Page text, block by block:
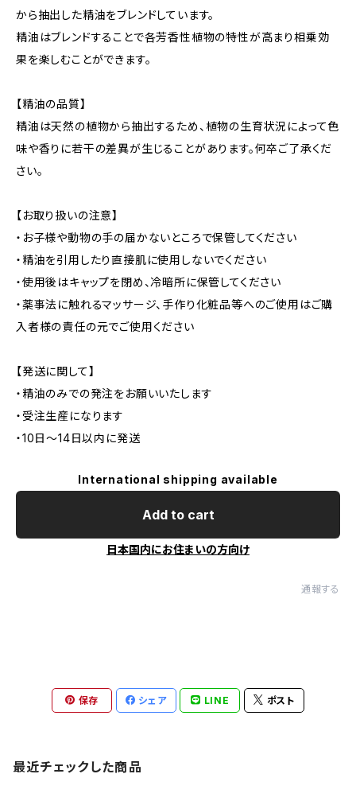
から抽出した精油をブレンドしています。
精油はブレンドすることで各芳香性植物の特性が高まり相乗効
果を楽しむことができます。
【精油の品質】
精油は天然の植物から抽出するため、植物の生育状況によって色
味や香りに若干の差異が生じることがあります。何卒ご了承くだ
さい。
【お取り扱いの注意】
・お子様や動物の手の届かないところで保管してください
・精油を引用したり直接肌に使用しないでください
・使用後はキャップを閉め、冷暗所に保管してください
・薬事法に触れるマッサージ、手作り化粧品等へのご使用はご購
入者様の責任の元でご使用ください
【発送に関して】
・精油のみでの発注をお願いいたします
・受注生産になります
・10日〜14日以内に発送
International shipping available
Add to cart
日本国内にお住まいの方向け
通報する
保存 シェア LINE ポスト
最近チェックした商品